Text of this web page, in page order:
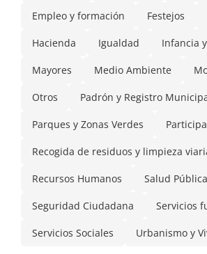
Empleo y formación Festejos
Hacienda Igualdad Infancia
Mayores Medio Ambiente
Otros Padrón y Registro
Parques y Zonas Verdes
Recogida de residuos y limpieza
Recursos Humanos Salud Pública
Seguridad Ciudadana Servicios
Servicios Sociales Urbanismo y